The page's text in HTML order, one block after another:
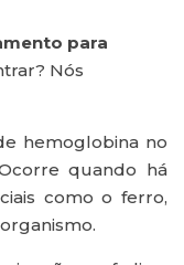
para
Nós
hemoglobina no
quando há
como o ferro,